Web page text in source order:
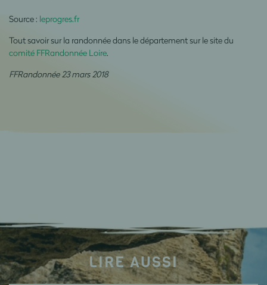
Source : leprogres.fr
Tout savoir sur la randonnée dans le département sur le site du
comité FFRandonnée Loire.
FFRandonnée 23 mars 2018
LIRE AUSSI